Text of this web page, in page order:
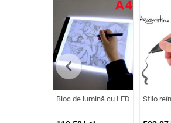
Bloc de lumină cu LED A4 pentru
Stilo
chevron_left